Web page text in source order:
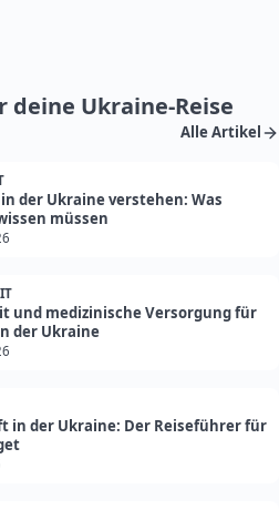
Ukraine-Reise
Alle Artikel
der Ukraine verstehen: Was
müssen
und medizinische Versorgung für
der Ukraine
in der Ukraine: Der Reiseführer für